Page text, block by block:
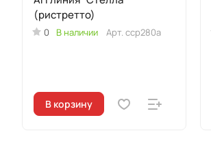
(ристретто)
0 В наличии Арт. сср280а
В корзину